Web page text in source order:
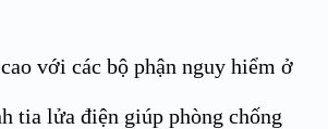
với các bộ phận nguy hiểm ở
tia lửa điện giúp phòng chống